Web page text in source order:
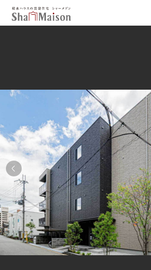
東北
関東
関西
中国・四
九州
市区郡・路線・駅から探す
通勤・通学時間から探す
地図から探す
人気のカテゴリから探す